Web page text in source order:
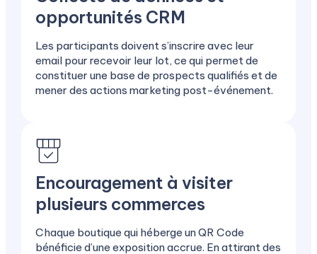
opportunités CRM
Les participants doivent s’inscrire avec leur
email pour recevoir leur lot, ce qui permet de
constituer une base de prospects qualifiés et de
mener des actions marketing post-événement.
Encouragement à visiter
plusieurs commerces
Chaque boutique qui héberge un QR Code
bénéficie d’une exposition accrue. En attirant des